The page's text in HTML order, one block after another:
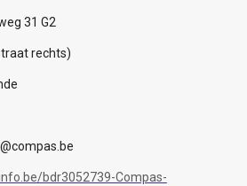
31 G2
rechts)
bdr3052739-Compas-